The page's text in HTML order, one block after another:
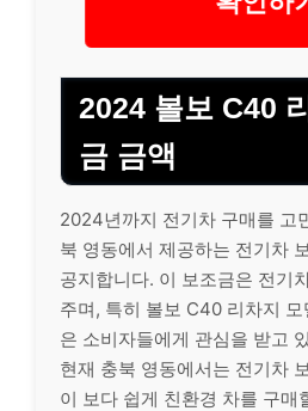
2024 볼보 C40
금 금액
2024년까지 전기차 구매를 고
북 영동에서 제공하는 전기차
공지합니다. 이 보조금은 전기
주며, 특히 볼보 C40 리차지
은 소비자들에게 관심을 받고
현재 충북 영동에서는 전기차
이 보다 쉽게 친환경 차를 구매